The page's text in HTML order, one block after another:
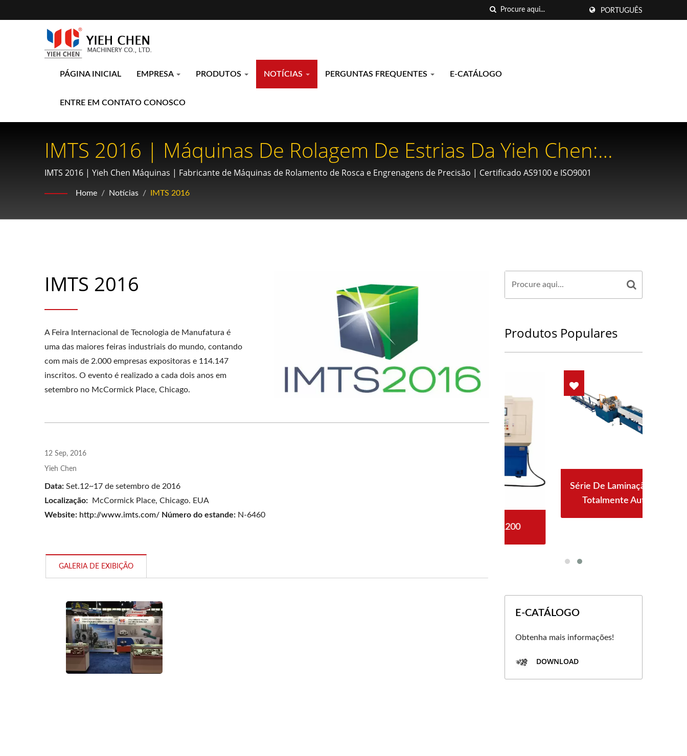
PORTUGUÊS
PÁGINA INICIAL EMPRESA PRODUTOS NOTÍCIAS PERGUNTAS FREQUENTES E-CATÁLOGO
ENTRE EM CONTATO CONOSCO
IMTS 2016 | Máquinas De Rolagem De Estrias Da Yieh Chen:
Equipamento Essencial Para Transmissões Automotivas E
Aeroespaciais
IMTS 2016 | Yieh Chen Máquinas | Fabricante de Máquinas de Rolamento de Rosca e Engrenagens de Precisão | Certificado AS9100 e ISO9001
Home / Notícias / IMTS 2016
IMTS 2016
A Feira Internacional de Tecnologia de Manufatura é
uma das maiores feiras industriais do mundo, contando
com mais de 2.000 empresas expositoras e 114.147
inscritos. O evento é realizado a cada dois anos em
setembro no McCormick Place, Chicago.
12 Sep, 2016
Yieh Chen
Data: Set.12~17 de setembro de 2016
Localização:
McCormick Place, Chicago. EUA
Website: http://www.imts.com/ Número do estande: N-6460
GALERIA DE EXIBIÇÃO
Produtos Populares
Série De Laminação De Rosca
Totalmente Automática
E-CATÁLOGO
Obtenha mais informações!
DOWNLOAD